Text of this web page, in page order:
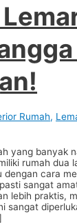
Rumah,
yang banyak
rumah dua
dengan cara
sangat
lebih praktis,
sangat